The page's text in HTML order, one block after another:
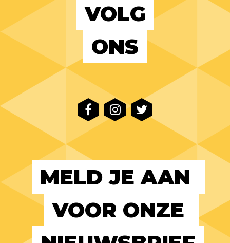
VOLG
ONS
MELD JE AAN
VOOR ONZE